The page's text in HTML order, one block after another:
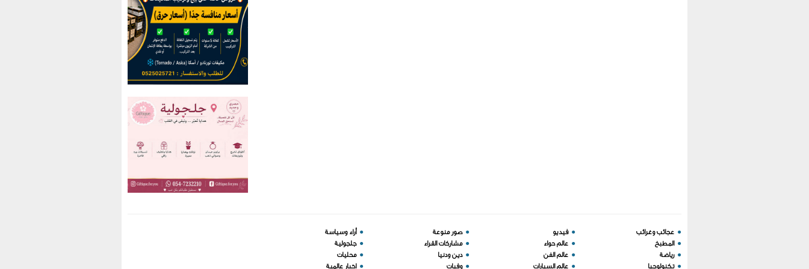
● عجائب وغرائب
● المطبخ
● رياضة
● تكنولوجيا
● فيديو
● عالم حواء
● عالم الفن
● عالم السيارات
● صور منوعة
● مشاركات القراء
● دين ودنيا
● وفيات
● أراء وسياسة
● جلجولية
● محليات
● اخبار عالمية